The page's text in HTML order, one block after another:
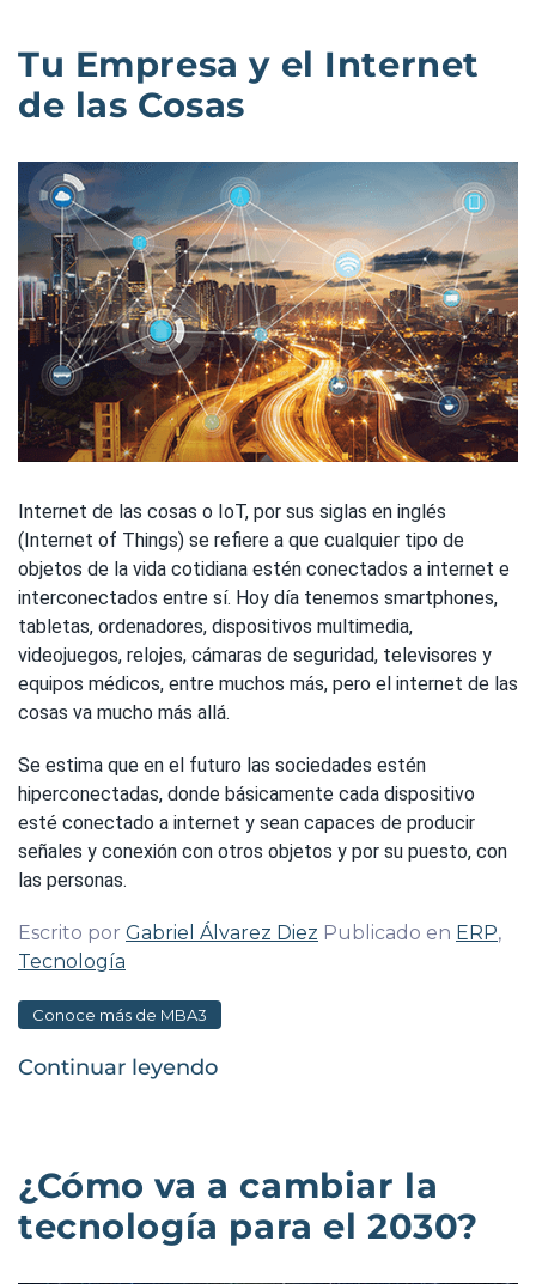
Tu Empresa y el Internet
de las Cosas
Internet de las cosas o IoT, por sus siglas en inglés
(Internet of Things) se refiere a que cualquier tipo de
objetos de la vida cotidiana estén conectados a internet e
interconectados entre sí. Hoy día tenemos smartphones,
tabletas, ordenadores, dispositivos multimedia,
videojuegos, relojes, cámaras de seguridad, televisores y
equipos médicos, entre muchos más, pero el internet de las
cosas va mucho más allá.
Se estima que en el futuro las sociedades estén
hiperconectadas, donde básicamente cada dispositivo
esté conectado a internet y sean capaces de producir
señales y conexión con otros objetos y por su puesto, con
las personas.
Escrito por Gabriel Álvarez Diez Publicado en ERP,
Tecnología
Conoce más de MBA3
Continuar leyendo
¿Cómo va a cambiar la
tecnología para el 2030?